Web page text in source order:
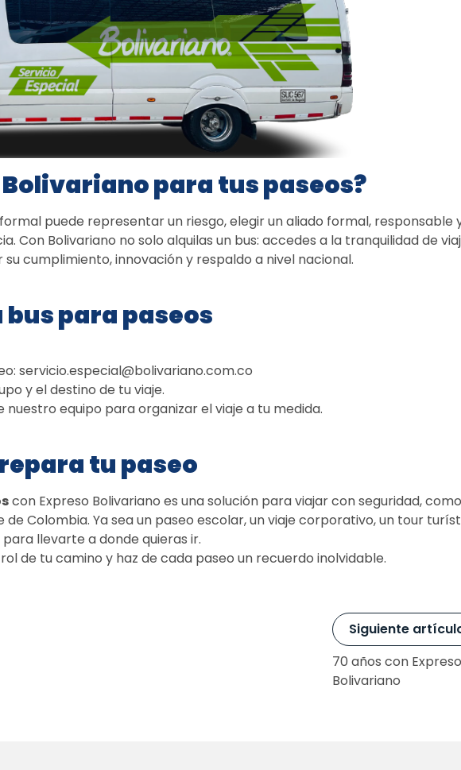
para tus paseos?
puede representar un riesgo, elegir un aliado formal, responsable
Con Bolivariano no solo alquilas un bus: accedes a la tranquilidad de
cumplimiento, innovación y respaldo a nivel nacional.
para paseos
servicio.especial@bolivariano.com.co
y el destino de tu viaje.
equipo para organizar el viaje a tu medida.
tu paseo
con Expreso Bolivariano es una solución para viajar con seguridad,
Colombia. Ya sea un paseo escolar, un viaje corporativo, un tour
llevarte a donde quieras ir.
de tu camino y haz de cada paseo un recuerdo inolvidable.
Siguiente
70 años con Expreso
Bolivariano